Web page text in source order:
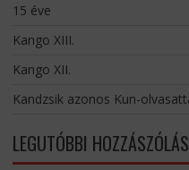
15 éve
Kango XIII.
Kango XII.
Kandzsik azonos Kun-
LEGUTÓBBI